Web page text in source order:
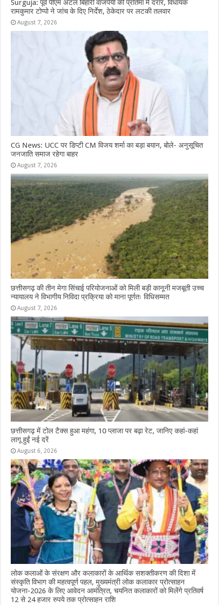
Surguja: पूर्व पीएम अटल बिहारी वाजपेयी की प्रतिमा में दरार, विधायक
रामकुमार टोप्पो ने जांच के दिए निर्देश, ठेकेदार पर लटकी तलवार
August 7, 2026
CG News: UCC पर डिप्टी CM विजय शर्मा का बड़ा बयान, बोले- अनुसूचित
जनजाति समाज रहेगा बाहर
August 7, 2026
छत्तीसगढ़ की तीन मेगा सिंचाई परियोजनाओं को मिली बड़ी कानूनी मजबूती उच्च
न्यायालय ने विभागीय निविदा प्रक्रिया को माना पूर्णतः विधिसम्मत
August 7, 2026
छत्तीसगढ़ में टोल टैक्स हुआ महंगा, 10 प्लाजा पर बढ़ा रेट, जानिए कहां-कहां
लागू हुईं नई दरें
August 6, 2026
लोक कलाओं के संरक्षण और कलाकारों के आर्थिक सशक्तीकरण की दिशा में
संस्कृति विभाग की महत्वपूर्ण पहल, मुख्यमंत्री लोक कलाकार प्रोत्साहन
योजना-2026 के लिए आवेदन आमंत्रित, चयनित कलाकारों को मिलेंगे प्रतिवर्ष
12 से 24 हजार रुपये तक प्रोत्साहन राशि